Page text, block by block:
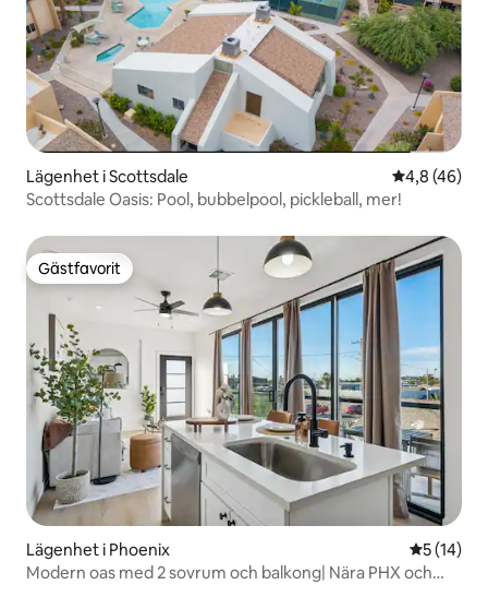
Lägenhet i Scottsdale 4,8 av 5 i
4,8 (46)
Scottsdale Oasis: Pool, bubbelpool, pickleball, mer!
Gästfavorit
Gästfavorit
Lägenhet i Phoenix 5 av 5 i
5 (14)
Modern oas med 2 sovrum och balkong| Nära PHX och